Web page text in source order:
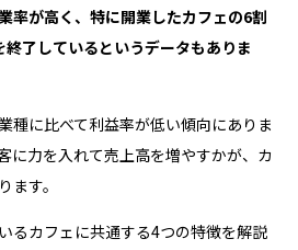
率が高く、特に開業したカフェの6割
了しているというデータもありま
種に比べて利益率が低い傾向にありま
に力を入れて売上高を増やすかが、カ
ます。
るカフェに共通する4つの特徴を解説